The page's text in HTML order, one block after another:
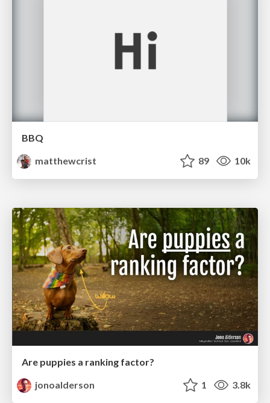
BBQ
matthewcrist
89 10k
Are puppies a ranking factor?
jonoalderson
1 3.8k